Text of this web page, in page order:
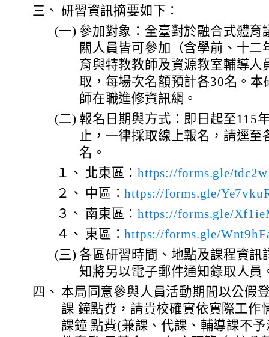
三、 研習資訊摘要如下：
(一) 參加對象：全臺對於融合式體育
關人員皆可參加（含學前、十二
育與特教教師及資源教室輔導人
取，每場次名額預計各30名。
師在職進修資訊網。
(二) 報名日期與方式：即日起至115
止，一律採取線上報名，請逕至
名。
１、 北東區：https://forms.gle/
２、 中區：https://forms.gle/
３、 南東區：https://forms.gle/
４、 東區：https://forms.gle/
(三) 各區研習時間、地點及課程資訊
知將另以電子郵件通知錄取人員
四、 本局同意參與人員活動期間以公假
課 鐘點費，請貴校確實依實際工作
課鐘 點費(兼課、代課、輔導課不